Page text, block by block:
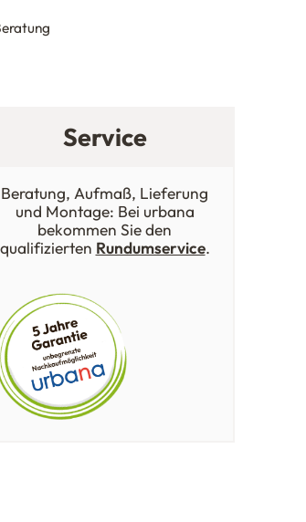
Service
Beratung, Aufmaß, Lieferung
und Montage: Bei urbana
bekommen Sie den
qualifizierten Rundumservice.